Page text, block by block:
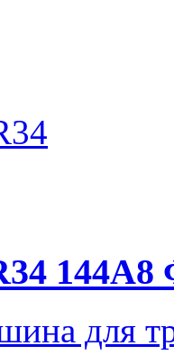
144А8
для